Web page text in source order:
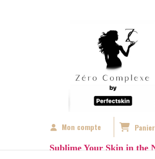
Sublime Your Skin in the
Mon compte Panier